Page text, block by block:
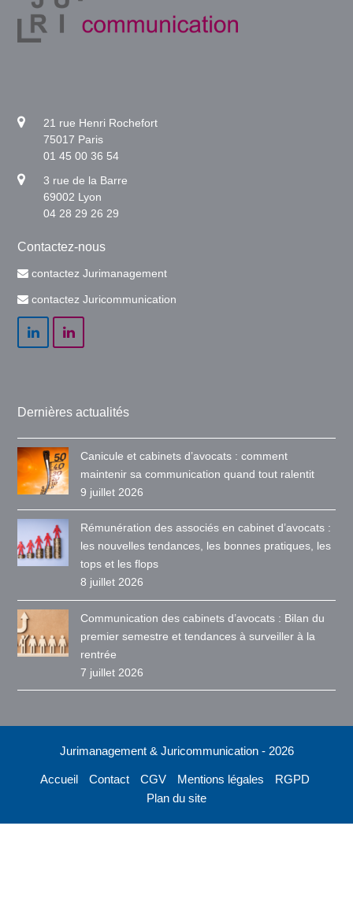
21 rue Henri Rochefort
75017 Paris
01 45 00 36 54
3 rue de la Barre
69002 Lyon
04 28 29 26 29
Contactez-nous
contactez Jurimanagement
contactez Juricommunication
LinkedInLinkedIn
Dernières actualités
Canicule et cabinets d’avocats : comment
maintenir sa communication quand tout ralentit
9 juillet 2026
Rémunération des associés en cabinet d’avocats :
les nouvelles tendances, les bonnes pratiques, les
tops et les flops
8 juillet 2026
Communication des cabinets d’avocats : Bilan du
premier semestre et tendances à surveiller à la
rentrée
7 juillet 2026
Jurimanagement & Juricommunication - 2026
Accueil Contact CGV Mentions légales
RGPD
Plan du site